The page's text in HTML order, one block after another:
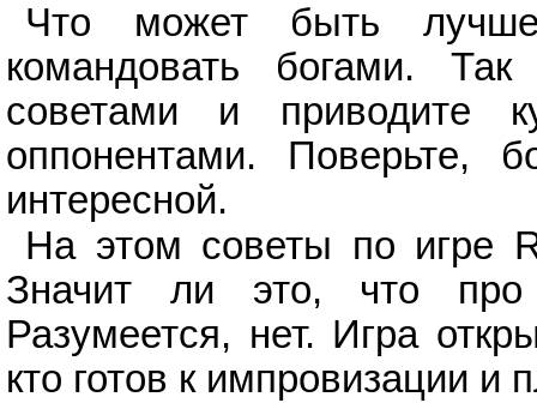
Что может быть
командовать богами.
советами и приводите
оппонентами. Поверьте,
интересной.
На этом советы по игре
Значит ли это, что про
Разумеется, нет. Игра
кто готов к импровизации